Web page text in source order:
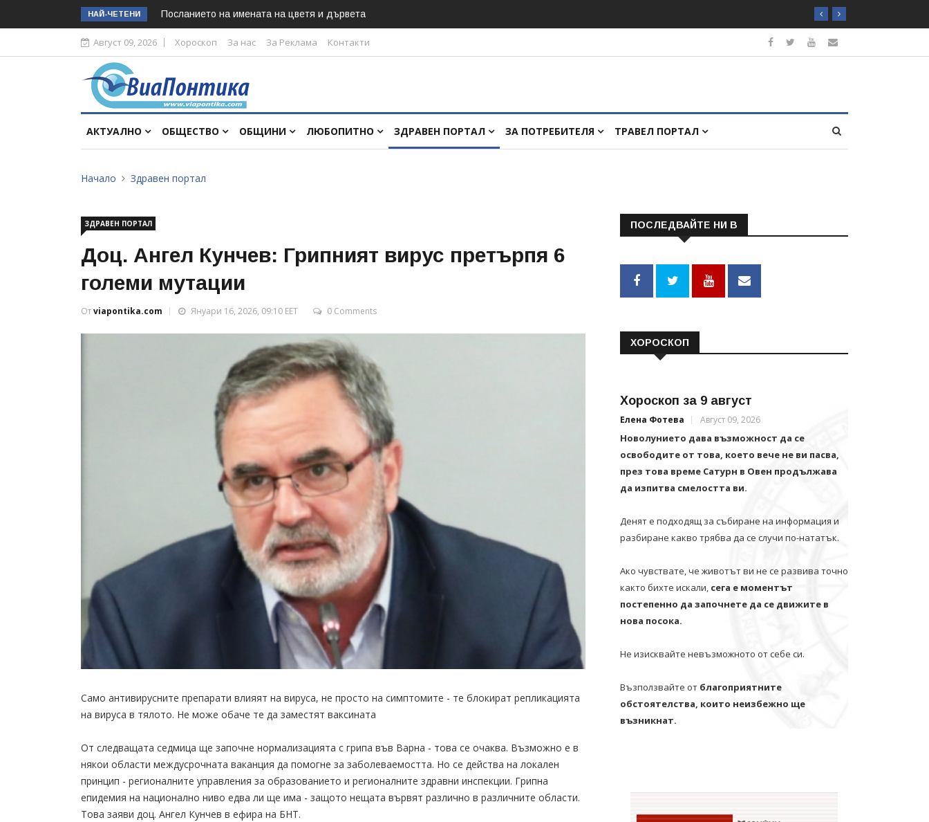
НАЙ-ЧЕТЕНИ Посланието на имената на цветя и дървета
Август 09, 2026 Хороскоп За нас За Реклама Контакти
АКТУАЛНО ОБЩЕСТВО ОБЩИНИ ЛЮБОПИТНО ЗДРАВЕН ПОРТАЛ ЗА ПОТРЕБИТЕЛЯ ТРАВЕЛ ПОРТАЛ
Начало Здравен портал
ЗДРАВЕН ПОРТАЛ
Доц. Ангел Кунчев: Грипният вирус претърпя 6
големи мутации
Отviapontika.com Януари 16, 2026, 09:10 EET 0 Comments
Само антивирусните препарати влияят на вируса, не просто на симптомите - те блокират репликацията
на вируса в тялото. Не може обаче те да заместят ваксината
От следващата седмица ще започне нормализацията с грипа във Варна - това се очаква. Възможно е в
някои области междусрочната ваканция да помогне за заболеваемостта. Но се действа на локален
принцип - регионалните управления за образованието и регионалните здравни инспекции. Грипна
епидемия на национално ниво едва ли ще има - защото нещата вървят различно в различните области.
Това заяви доц. Ангел Кунчев в ефира на БНТ.
ПОСЛЕДВАЙТЕ НИ В
ХОРОСКОП
Хороскоп за 9 август
Елена Фотева Август 09, 2026
Новолунието дава възможност да се
освободите от това, което вече не ви пасва,
през това време Сатурн в Овен продължава
да изпитва смелостта ви.
Денят е подходящ за събиране на информация и
разбиране какво трябва да се случи по-нататък.
Ако чувствате, че животът ви не се развива точно
както бихте искали, сега е моментът
постепенно да започнете да се движите в
нова посока.
Не изисквайте невъзможното от себе си.
Възползвайте от благоприятните
обстоятелства, които неизбежно ще
възникнат.